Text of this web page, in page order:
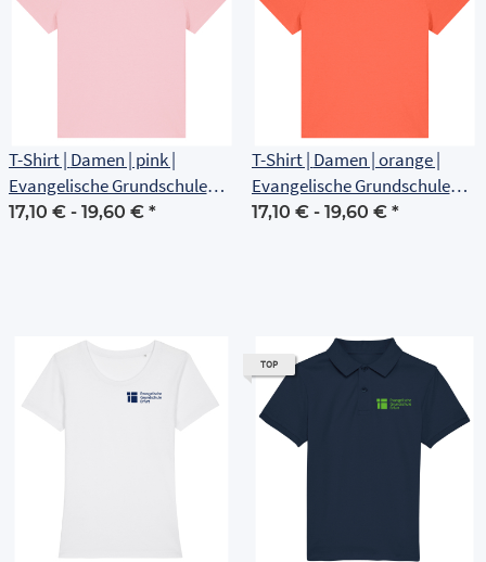
T-Shirt | Damen | pink |
Evangelische Grundschule
Erfurt
17,10 € - 19,60 € *
T-Shirt | Damen | orange |
Evangelische Grundschule
Erfurt
17,10 € - 19,60 € *
TOP